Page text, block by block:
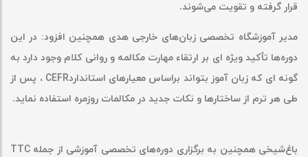
قرار گرفته و تقویت می‌شوند.
مدیر آموزشگاه تخصصی زبان‌های خارجی هدی همچنین افزود: در این
دوره‌ها تأکید ویژه ای بر ارتقاء مهارت مکالمه و روانی کلام وجود دارد به
گونه ای که زبان آموز بتواند براساس معیارهای استانداردCEFR، پس از
طی هر ترم از ساختارها و نکات جدید در مکالمات روزمره استفاده نماید.
باغ‌شیخی همچنین به برگزاری دوره‌های تخصصی آموزشی از جمله TTC